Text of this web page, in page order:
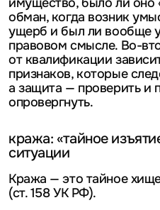
обман, когда возник
ущерб и был ли вообще
правовом смысле. Во-
от квалификации
признаков, которые
а защита — проверить и
опровергнуть.
кража: «тайное
ситуации
Кража — это тайное
(ст. 158 УК РФ).